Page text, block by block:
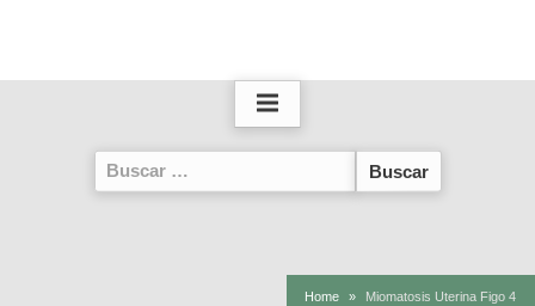
Buscar:
Home Miomatosis Uterina Figo 4